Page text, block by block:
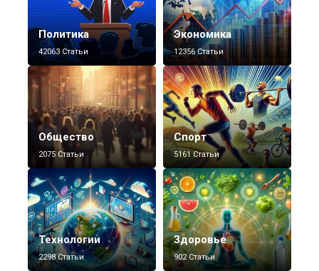
Политика
42063 Статьи
Экономика
12356 Статьи
Общество
2075 Статьи
Спорт
5161 Статьи
Технологии
2298 Статьи
Здоровье
902 Статьи